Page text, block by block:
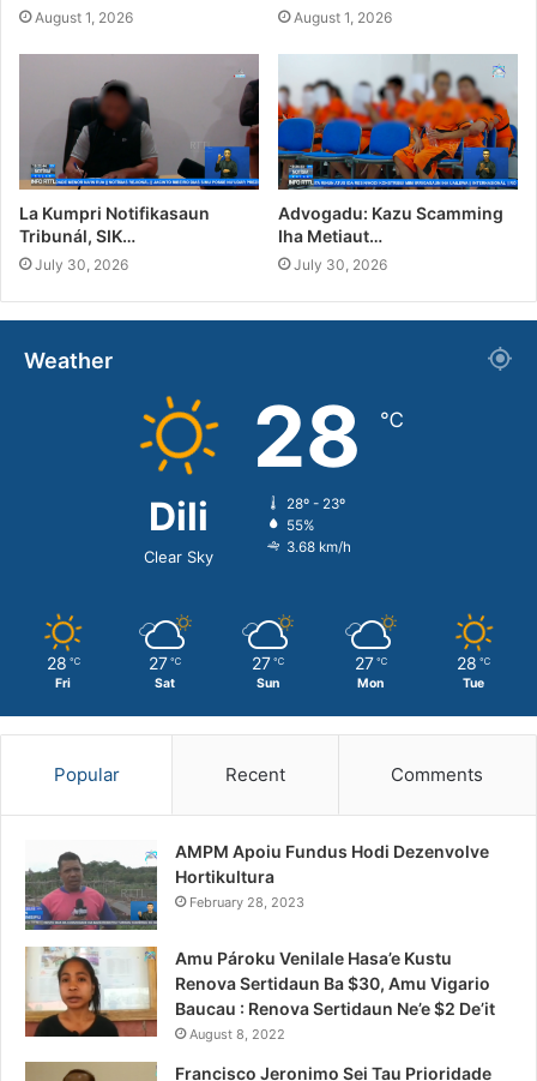
August 1, 2026 August 1, 2026
La Kumpri Notifikasaun
Tribunál, SIK…
July 30, 2026
Advogadu: Kazu Scamming
Iha Metiaut…
July 30, 2026
Weather
Dili
Clear Sky
28 ℃
28º - 23º
55%
3.68 km/h
28 ℃
Fri
27 ℃
Sat
27 ℃
Sun
27 ℃
Mon
28 ℃
Tue
Popular Recent Comments
AMPM Apoiu Fundus Hodi Dezenvolve
Hortikultura
February 28, 2023
Amu Pároku Venilale Hasa’e Kustu
Renova Sertidaun Ba $30, Amu Vigario
Baucau : Renova Sertidaun Ne’e $2 De’it
August 8, 2022
Francisco Jeronimo Sei Tau Prioridade